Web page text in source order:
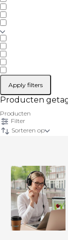
Apply filters
Producten
Producten
Filter
Sorteren op